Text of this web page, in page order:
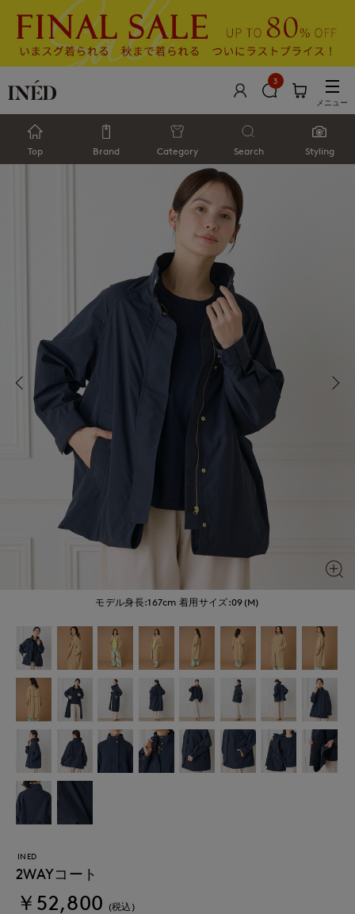
3
メニュー
Top Brand Category Search Styling
モデル身長:167cm 着用サイズ:09(M)
INED
2WAYコート
￥52,800 (税込)